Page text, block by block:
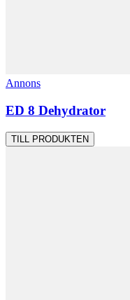
Annons
ED 8 Dehydrator
TILL PRODUKTEN